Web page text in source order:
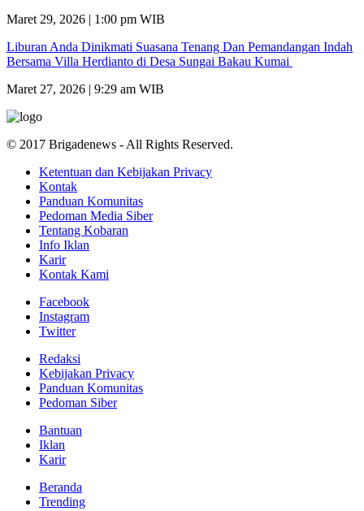
Maret 29, 2026 | 1:00 pm WIB
Liburan Anda Dinikmati Suasana Tenang Dan Pemandangan Indah
Bersama Villa Herdianto di Desa Sungai Bakau Kumai
Maret 27, 2026 | 9:29 am WIB
© 2017 Brigadenews - All Rights Reserved.
Ketentuan dan Kebijakan Privacy
Kontak
Panduan Komunitas
Pedoman Media Siber
Tentang Kobaran
Info Iklan
Karir
Kontak Kami
Facebook
Instagram
Twitter
Redaksi
Kebijakan Privacy
Panduan Komunitas
Pedoman Siber
Bantuan
Iklan
Karir
Beranda
Trending